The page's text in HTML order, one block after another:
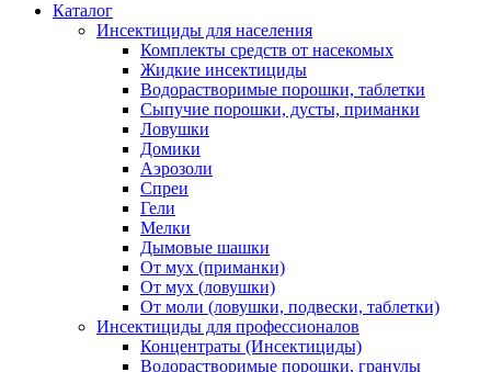
Каталог
Инсектициды для населения
Комплекты средств от насекомых
Жидкие инсектициды
Водорастворимые порошки, таблетки
Сыпучие порошки, дусты, приманки
Ловушки
Домики
Аэрозоли
Спреи
Гели
Мелки
Дымовые шашки
От мух (приманки)
От мух (ловушки)
От моли (ловушки, подвески, таблетки)
Инсектициды для профессионалов
Концентраты (Инсектициды)
Водорастворимые порошки, гранулы